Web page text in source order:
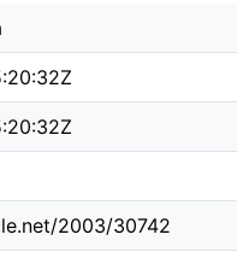
2003/30742